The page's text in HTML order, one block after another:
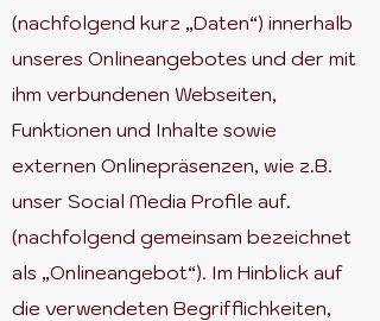
(nachfolgend kurz „Daten“) innerhalb
unseres Onlineangebotes und der mit
ihm verbundenen Webseiten,
Funktionen und Inhalte sowie
externen Onlinepräsenzen, wie z.B.
unser Social Media Profile auf.
(nachfolgend gemeinsam bezeichnet
als „Onlineangebot“). Im Hinblick auf
die verwendeten Begrifflichkeiten,